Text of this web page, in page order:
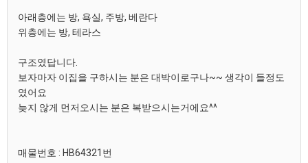
아래층에는 방, 욕실, 주방, 베란다
위층에는 방, 테라스
구조였답니다.
보자마자 이집을 구하시는 분은 대박이로구나~~ 생각이 들정도
였어요
늦지 않게 먼저오시는 분은 복받으시는거에요^^
매물번호 : HB64321번